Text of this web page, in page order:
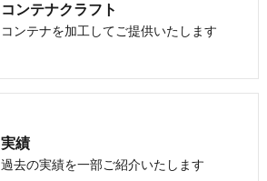
コンテナクラフト
コンテナを加工してご提供いたします
実績
過去の実績を一部ご紹介いたします